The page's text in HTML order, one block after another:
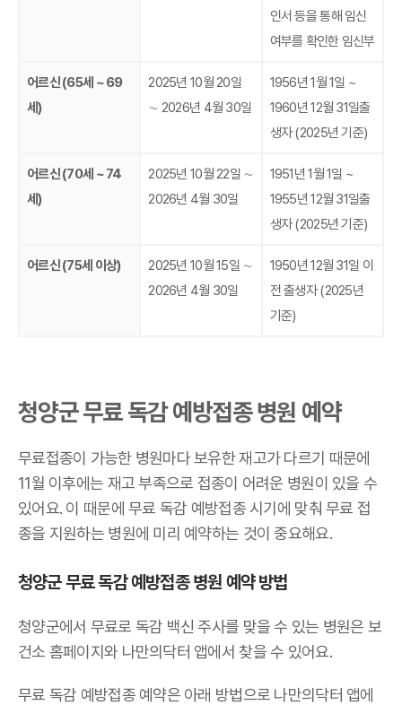
인서 등을 통해 임신
여부를 확인한 임신부
어르신 (65세 ~ 69
세)
2025년 10월 20일
∼ 2026년 4월 30일
1956년 1월 1일 ~
1960년 12월 31일출
생자 (2025년 기준)
어르신 (70세 ~ 74
세)
2025년 10월 22일 ∼
2026년 4월 30일
1951년 1월 1일 ~
1955년 12월 31일출
생자 (2025년 기준)
어르신 (75세 이상)
2025년 10월 15일 ∼
2026년 4월 30일
1950년 12월 31일 이
전 출생자 (2025년
기준)
청양군 무료 독감 예방접종 병원 예약
무료접종이 가능한 병원마다 보유한 재고가 다르기 때문에
11월 이후에는 재고 부족으로 접종이 어려운 병원이 있을 수
있어요. 이 때문에 무료 독감 예방접종 시기에 맞춰 무료 접
종을 지원하는 병원에 미리 예약하는 것이 중요해요.
청양군 무료 독감 예방접종 병원 예약 방법
청양군에서 무료로 독감 백신 주사를 맞을 수 있는 병원은 보
건소 홈페이지와 나만의닥터 앱에서 찾을 수 있어요.
무료 독감 예방접종 예약은 아래 방법으로 나만의닥터 앱에